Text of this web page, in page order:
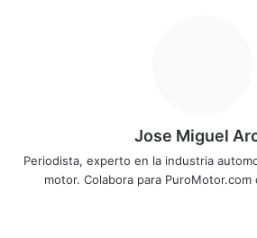
Jose Miguel
Periodista, experto en la industria
motor. Colabora para PuroMotor.com